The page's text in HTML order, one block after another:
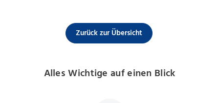
Zurück zur Übersicht
Alles Wichtige auf einen Blick